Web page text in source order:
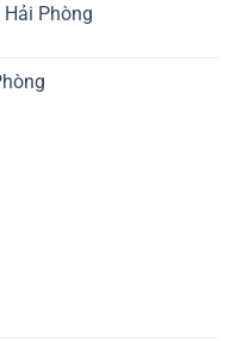
Phòng